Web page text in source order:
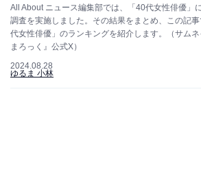
All About ニュース編集部では、「40代女性俳優」
調査を実施しました。その結果をまとめ、この記
代女性俳優」のランキングを紹介します。（サム
まろっく』公式X）
2024.08.28
ゆるま 小林